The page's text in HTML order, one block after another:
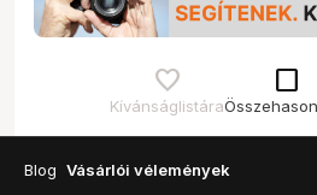
Kívánságlistára
check_box_outline_blank
Blog Vásárlói vélemények